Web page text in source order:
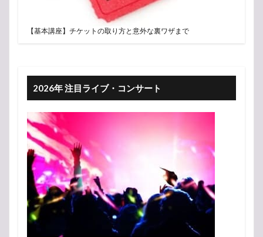
【基本講座】チケットの取り方と意外な裏ワザまで
2026年 注目ライブ・コンサート